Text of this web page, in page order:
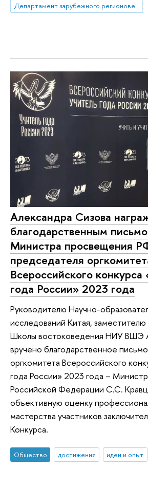
Департамент зарубежного регионоведения
Александра Сизова
благодарственным
Министра просвещения
председателя
Всероссийского конкурса
года России» 2023 года
Руководителю Научно-
исследований Китая,
Школы востоковедения НИУ ВШЭ
вручено благодарственное
оргкомитета Всероссийского
года России» 2023 года –
Российской Федерации С.С.
объективную оценку
мастерства участников
Конкурса.
Общество достижения идеи и опыт